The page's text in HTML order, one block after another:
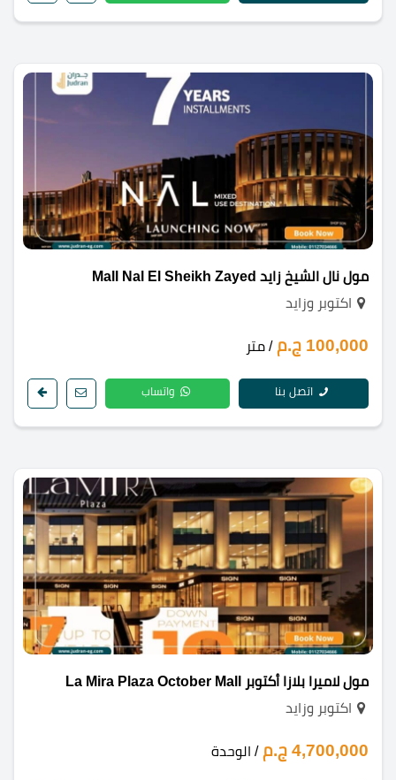
مول نال الشيخ زايد Mall Nal El Sheikh Zayed
اكتوبر وزايد
100,000 ج.م / متر
اتصل بنا واتساب
مول لاميرا بلازا أكتوبر La Mira Plaza October Mall
اكتوبر وزايد
4,700,000 ج.م / الوحدة